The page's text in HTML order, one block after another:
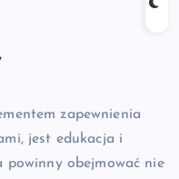
zapewnienia
jest edukacja i
powinny obejmować nie